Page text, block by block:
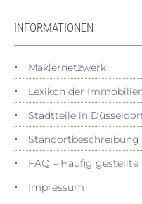
INFORMATIONEN
Maklernetzwerk
Lexikon der
Stadtteile in
FAQ – Häufig gestellte
Impressum